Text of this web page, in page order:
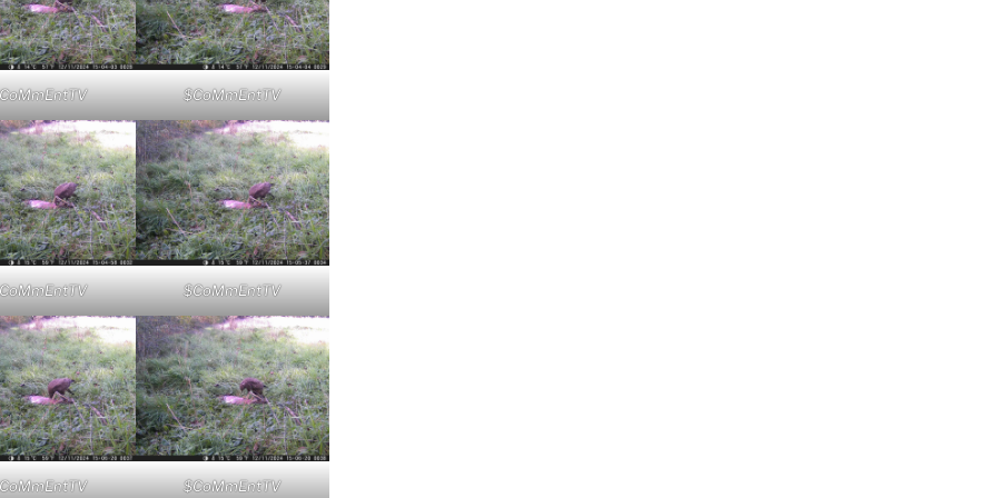
$CoMmEntTV
$CoMmEntTV
$CoMmEntTV